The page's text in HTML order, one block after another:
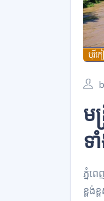
ម
ទ
ភ្នំព
ខ្ពង់